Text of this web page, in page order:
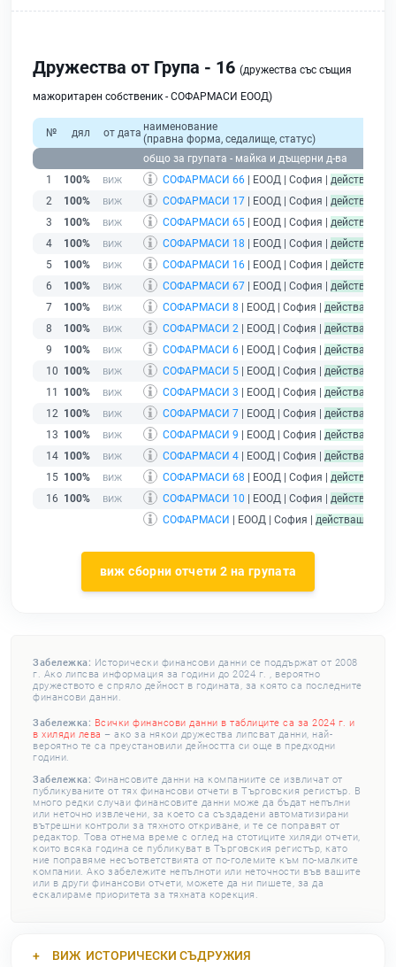
Дружества от Група - 16 (дружества със същия
мажоритарен собственик - СОФАРМАСИ ЕООД)
№ дял от дата наименование
(правна форма, седалище, статус)
общо за групата - майка и дъщерни д-ва
1
100% СОФАРМАСИ 66 | ЕООД | София | действащ
2
100% СОФАРМАСИ 17 | ЕООД | София | действащ
3
100% СОФАРМАСИ 65 | ЕООД | София | действащ
4
100% СОФАРМАСИ 18 | ЕООД | София | действащ
5
100% СОФАРМАСИ 16 | ЕООД | София | действащ
6
100% СОФАРМАСИ 67 | ЕООД | София | действащ
7
100% СОФАРМАСИ 8 | ЕООД | София | действащ
8
100% СОФАРМАСИ 2 | ЕООД | София | действащ
9
100% СОФАРМАСИ 6 | ЕООД | София | действащ
10 100% СОФАРМАСИ 5 | ЕООД | София | действащ
11
100% СОФАРМАСИ 3 | ЕООД | София | действащ
12 100% СОФАРМАСИ 7 | ЕООД | София | действащ
13 100% СОФАРМАСИ 9 | ЕООД | София | действащ
14 100% СОФАРМАСИ 4 | ЕООД | София | действащ
15 100% СОФАРМАСИ 68 | ЕООД | София | действащ
16 100% СОФАРМАСИ 10 | ЕООД | София | действащ
СОФАРМАСИ
| ЕООД | София | действащ
виж сборни отчети 2 на групата
Забележка: Исторически финансови данни се поддържат от 2008
г. Ако липсва информация за години до 2024 г. , вероятно
дружеството е спряло дейност в годината, за която са последните
финансови данни.
Забележка: Всички финансови данни в таблиците са за 2024 г. и
в хиляди лева – ако за някои дружества липсват данни, най-
вероятно те са преустановили дейността си още в предходни
години.
Забележка: Финансовите данни на компаниите се извличат от
публикуваните от тях финансови отчети в Търговския регистър. В
много редки случаи финансовите данни може да бъдат непълни
или неточно извлечени, за което са създадени автоматизирани
вътрешни контроли за тяхното откриване, и те се поправят от
редактор. Това отнема време с оглед на стотиците хиляди отчети,
които всяка година се публикуват в Търговския регистър, като
ние поправяме несъответствията от по-големите към по-малките
компании. Ако забележите непълноти или неточности във вашите
или в други финансови отчети, можете да ни пишете, за да
ескалираме приоритета за тяхната корекция.
ВИЖ ИСТОРИЧЕСКИ СЪДРУЖИЯ